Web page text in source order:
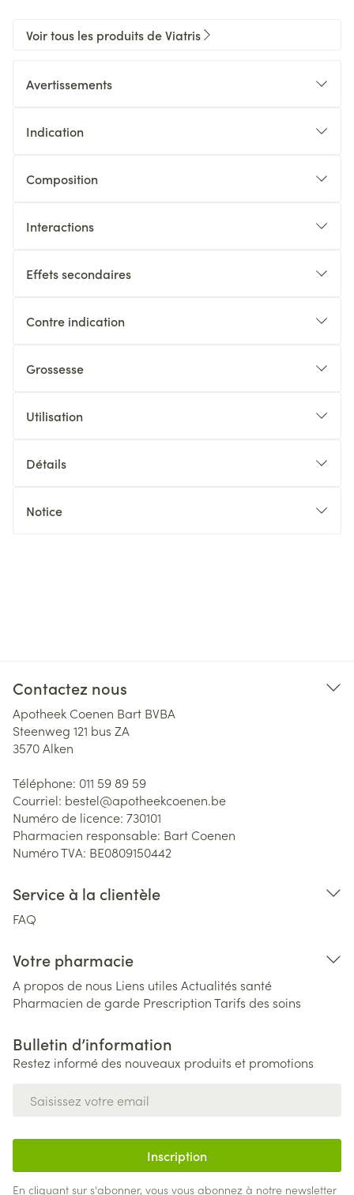
Voir tous les produits de Viatris
Avertissements
Indication
Composition
Interactions
Effets secondaires
Contre indication
Grossesse
Utilisation
Détails
Notice
Contactez nous
Apotheek Coenen Bart BVBA
Steenweg 121 bus ZA
3570Alken
Téléphone: 011 59 89 59
Courriel: bestel@apotheekcoenen.be
Numéro de licence: 730101
Pharmacien responsable: Bart Coenen
Numéro TVA: BE0809150442
Service à la clientèle
FAQ
Votre pharmacie
A propos de nous Liens utiles Actualités santé
Pharmacien de garde PrescriptionTarifs des soins
Bulletin d’information
Restez informé des nouveaux produits et promotions
Inscription
En cliquant sur s'abonner, vous vous abonnez à notre newsletter